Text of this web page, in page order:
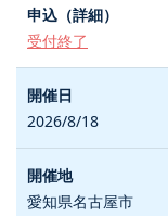
受付終了
2026/8/18
愛知県名古屋市